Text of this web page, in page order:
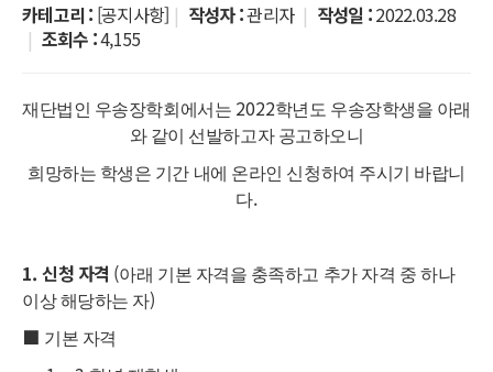
카테고리 : [공지사항] | 작성자 :관리자 | 작성일 :2022.03.28
| 조회수 :4,155
재단법인 우송장학회에서는 2022학년도 우송장학생을 아래
와 같이 선발하고자 공고하오니
희망하는 학생은 기간 내에 온라인 신청하여 주시기 바랍니
다.
1. 신청 자격 (아래 기본 자격을 충족하고 추가 자격 중 하나
이상 해당하는 자)
■ 기본 자격